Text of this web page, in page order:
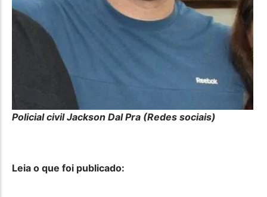
Policial civil Jackson Dal Pra (Redes sociais)
Leia o que foi publicado: